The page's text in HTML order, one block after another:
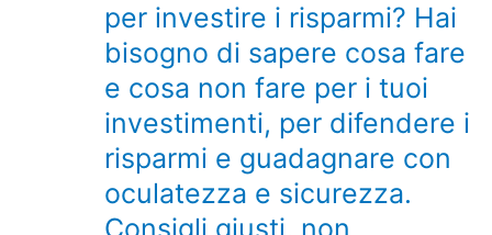
per investire i risparmi? Hai
bisogno di sapere cosa fare
e cosa non fare per i tuoi
investimenti, per difendere i
risparmi e guadagnare con
oculatezza e sicurezza.
Consigli giusti, non